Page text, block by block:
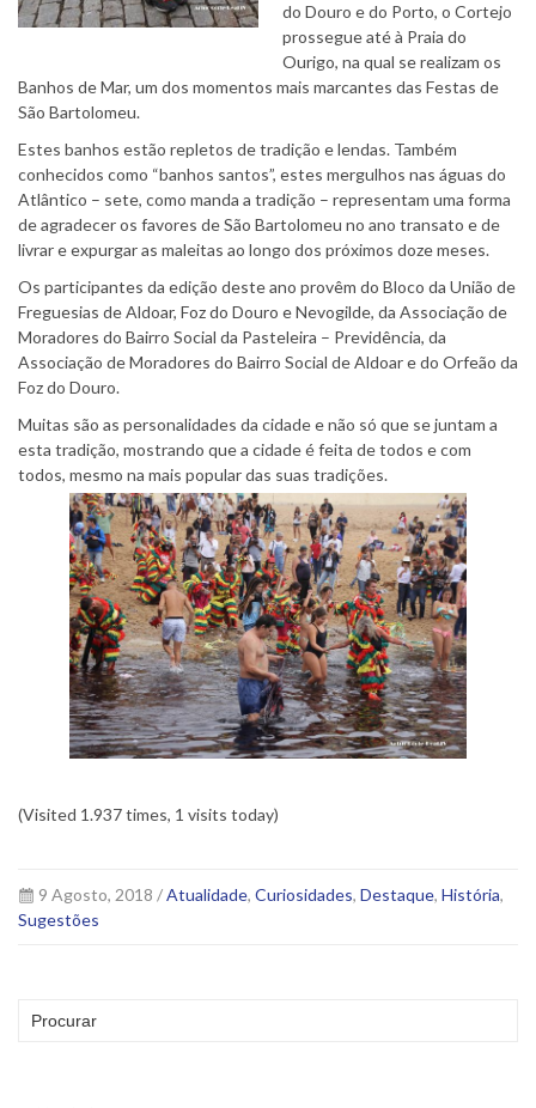
do Douro e do Porto, o Cortejo
prossegue até à Praia do
Ourigo, na qual se realizam os
Banhos de Mar, um dos momentos mais marcantes das Festas de
São Bartolomeu.
Estes banhos estão repletos de tradição e lendas. Também
conhecidos como “banhos santos”, estes mergulhos nas águas do
Atlântico – sete, como manda a tradição – representam uma forma
de agradecer os favores de São Bartolomeu no ano transato e de
livrar e expurgar as maleitas ao longo dos próximos doze meses.
Os participantes da edição deste ano provêm do Bloco da União de
Freguesias de Aldoar, Foz do Douro e Nevogilde, da Associação de
Moradores do Bairro Social da Pasteleira – Previdência, da
Associação de Moradores do Bairro Social de Aldoar e do Orfeão da
Foz do Douro.
Muitas são as personalidades da cidade e não só que se juntam a
esta tradição, mostrando que a cidade é feita de todos e com
todos, mesmo na mais popular das suas tradições.
(Visited 1.937 times, 1 visits today)
9 Agosto, 2018 /Atualidade, Curiosidades, Destaque, História,
Sugestões